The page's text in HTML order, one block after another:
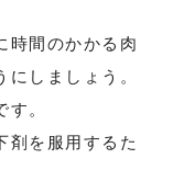
時間のかかる肉
しましょう。
。
剤を服用するた